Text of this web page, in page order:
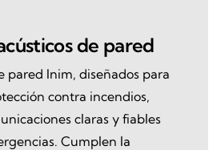
de pared
pared Inim, diseñados para
contra incendios,
claras y fiables
Cumplen la